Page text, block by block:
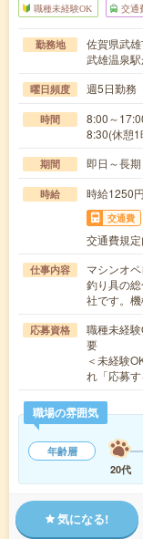
職種未経験OK 交通
勤務地
佐賀県武
武雄温泉
曜日頻度 週5日勤務
時間
8:00～
8:30(休憩
期間 即日～長
時給 時給1250円
交通費
交通費規
仕事内容
マシンオ
釣り具の
社です。
応募資格
職種未経
要
＜未経験
れ「応募
職場の雰囲気
年齢層
20代
気になる!